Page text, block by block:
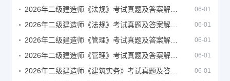
06-01
06-01
06-01
06-01
06-01